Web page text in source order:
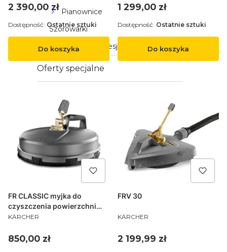
Pianownice
Szorowarki
Odkurzacze profesjonalne
Oferty specjalne
Cena
2 390,00 zł
Do koszyka
Dostępność: Ostatnie sztuki
Cena
1 299,00 zł
Do koszyka
Dostępność: Ostatnie sztuki
FR CLASSIC myjka do
czyszczenia powierzchni
budynków
PRODUCENT
KÄRCHER
Cena
850,00 zł
FRV 30
PRODUCENT
KÄRCHER
Cena
2 199,99 zł